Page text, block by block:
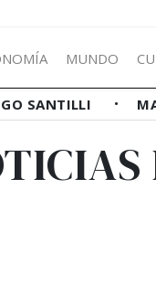
MUNDO
SANTILLI